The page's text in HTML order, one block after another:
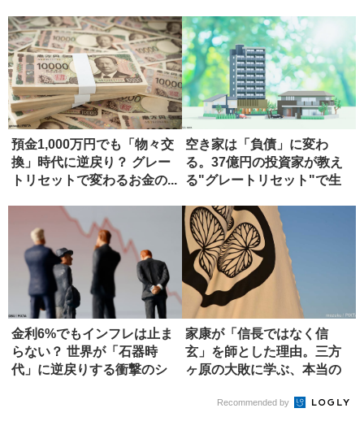
預金1,000万円でも「物々交
換」時代に逆戻り？ グレー
トリセットで変わるお金の...
空き家は「負債」に変わ
る。37億円の投資家が教え
る"グレートリセット"で生
金利6%でもインフレは止ま
らない？ 世界が「石器時
代」に逆戻りする衝撃のシ
家康が「信長ではなく信
玄」を師とした理由。三方
ヶ原の大敗に学ぶ、本当の
Recommended by